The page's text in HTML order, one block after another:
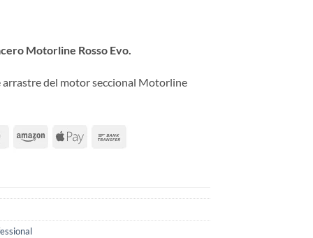
Motorline Rosso Evo.
arrastre del motor seccional Motorline